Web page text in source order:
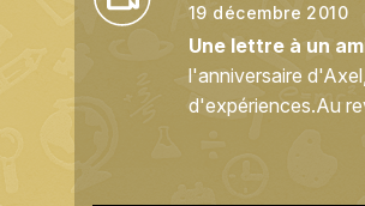
19 décembre 2010
Une lettre à un
l'anniversaire
d'expériences.Au